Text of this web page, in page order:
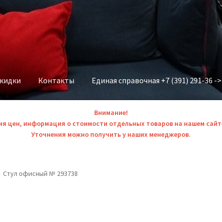
Контакты Единая справочная +7 (391) 291-36 -
Внимание!
цен, информация о стоимости отдельных товаров на нашем
Уточнения можно получить у наших менеджеров.
Стул офисный № 293738